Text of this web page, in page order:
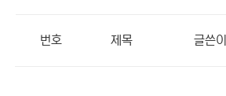
번호 제목 글쓴이